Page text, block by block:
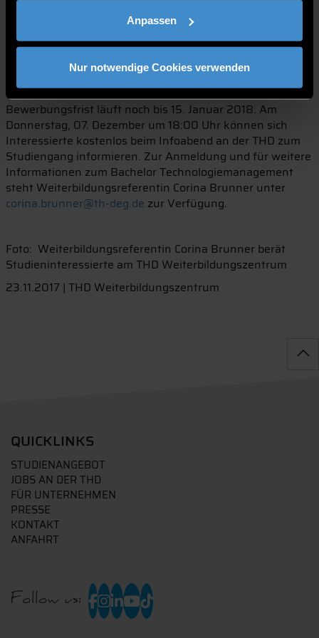
Anpassen
Nur notwendige Cookies verwenden
Mehrwert“, erklärt Brunner. Ebenfalls attraktiv ist der
Bachelor Technologiemanagement für Techniker und
Meister aus den Fachrichtungen Maschinenbau und
Elektrotechnik. Hier kann das Weiterbildungszentrum auf
Antrag sogar bis zu vier Semester anerkennen.
Nächster Studienstart ist im März 2018. Die
Bewerbungsfrist läuft noch bis 15. Januar 2018. Am
Donnerstag, 07. Dezember um 18:00 Uhr können sich
Interessierte kostenlos beim Infoabend an der THD zum
Studiengang informieren. Zur Anmeldung und für weitere
Informationen zum Bachelor Technologiemanagement
steht Weiterbildungsreferentin Corina Brunner unter
corina.brunner@th-deg.de zur Verfügung.
Foto: Weiterbildungsreferentin Corina Brunner berät
Studieninteressierte am THD Weiterbildungszentrum
23.11.2017 | THD Weiterbildungszentrum
QUICKLINKS
STUDIENANGEBOT
JOBS AN DER THD
FÜR UNTERNEHMEN
PRESSE
KONTAKT
ANFAHRT
Follow us: